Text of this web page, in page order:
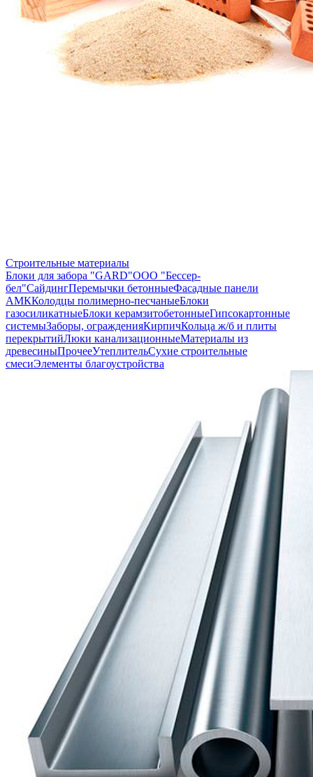
Строительные материалы
Блоки для забора "GARD"ООО "Бессер-
бел"СайдингПеремычки бетонныеФасадные панели
АМККолодцы полимерно-песчаныеБлоки
газосиликатныеБлоки керамзитобетонныеГипсокартонные
системыЗаборы, огражденияКирпичКольца ж/б и плиты
перекрытийЛюки канализационныеМатериалы из
древесиныПрочееУтеплительСухие строительные
смесиЭлементы благоустройства